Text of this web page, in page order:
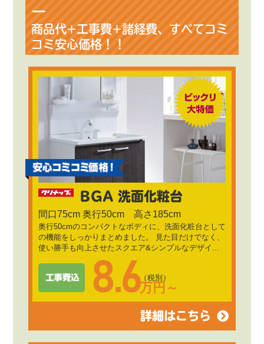
ー
商品代+工事費+諸経費、すべてコミ
コミ安心価格！！
BGA 洗面化粧台
間口75cm 奥行50cm 高さ185cm
奥行50cmのコンパクトなボディに、洗面化粧台として
の機能をしっかりまとめました。 見た目だけでなく、
使い勝手も向上させたスクエア&シンプルなデザイ...
8.6万円～
（税別）
詳細はこちら